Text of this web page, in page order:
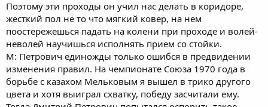
Поэтому эти проходы он учил нас делать в коридоре,
жесткий пол не то что мягкий ковер, на нем
поостережешься падать на колени при проходе и волей-
неволей научишься исполнять прием со стойки.
М: Петрович единожды только ошибся в предвидении
изменения правил. На чемпионате Союза 1970 года в
борьбе с казахом Мельковым я вышел в трико другого
цвета и хотя выиграл схватку, победу засчитали ему.